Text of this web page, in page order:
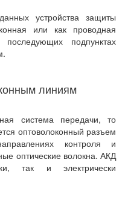
устройства защиты
или как проводная
подпунктах
линиям
система передачи, то
оптоволоконный разъем
контроля и
оптические волокна. АКД
так и электрически